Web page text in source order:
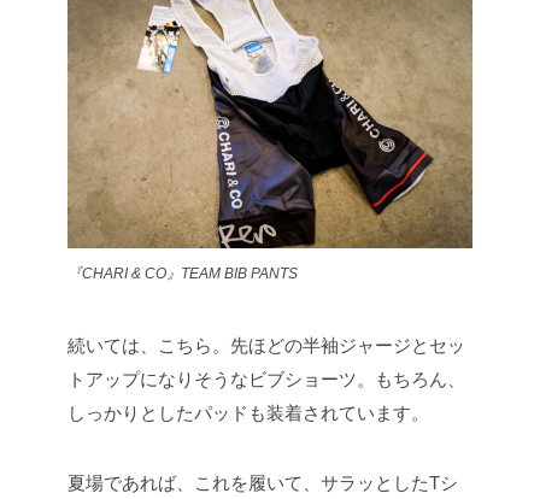
『CHARI & CO』TEAM BIB PANTS
続いては、こちら。先ほどの半袖ジャージとセッ
トアップになりそうなビブショーツ。もちろん、
しっかりとしたパッドも装着されています。
夏場であれば、これを履いて、サラッとしたTシ